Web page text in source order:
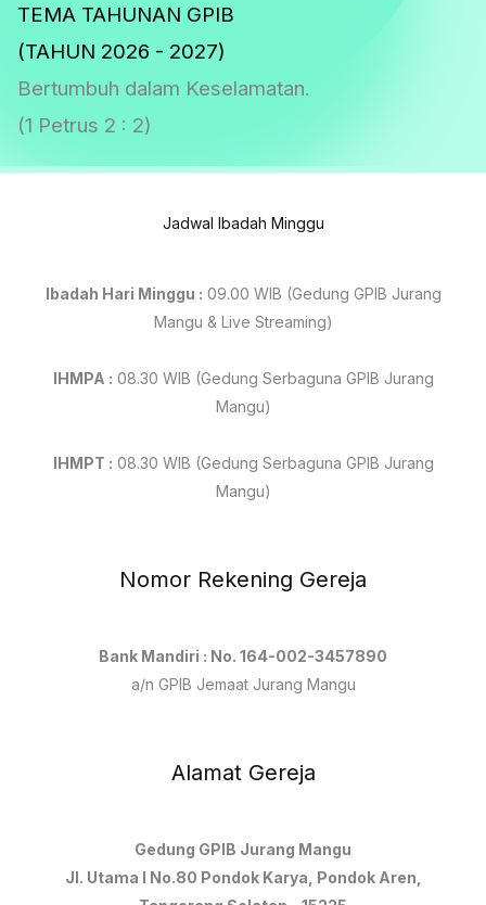
TEMA TAHUNAN GPIB
(TAHUN 2026 - 2027)
Bertumbuh dalam Keselamatan.
(1 Petrus 2 : 2)
Jadwal Ibadah Minggu
Ibadah Hari Minggu : 09.00 WIB (Gedung GPIB Jurang
Mangu & Live Streaming)
IHMPA : 08.30 WIB (Gedung Serbaguna GPIB Jurang
Mangu)
IHMPT : 08.30 WIB (Gedung Serbaguna GPIB Jurang
Mangu)
Nomor Rekening Gereja
Bank Mandiri : No. 164-002-3457890
a/n GPIB Jemaat Jurang Mangu
Alamat Gereja
Gedung GPIB Jurang Mangu
Jl. Utama I No.80 Pondok Karya, Pondok Aren,